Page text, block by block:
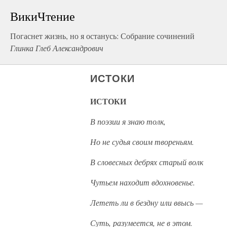
ВикиЧтение
Погаснет жизнь, но я останусь: Собрание сочинений
Глинка Глеб Александрович
ИСТОКИ
ИСТОКИ
В поэзии я знаю толк,
Но не судья своим твореньям.
В словесных дебрях старый волк
Чутьем находит вдохновенье.
Лететь ли в бездну или ввысь —
Суть, разумеется, не в этом.